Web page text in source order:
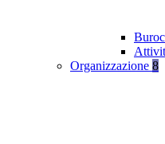
Organizzazione 8